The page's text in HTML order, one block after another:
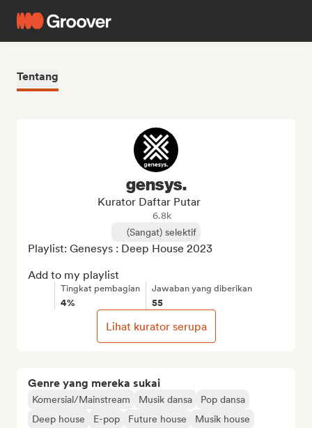
Tentang
Genre yang mereka sukai
Komersial/Mainstream Musik dansa
Pop dansa
Deep house
E-pop Future house Musik house
gensys.
Kurator Daftar Putar
6.8k
(Sangat) selektif
Playlist: Genesys : Deep House 2023
Add to my playlist
Tingkat pembagian
4%
Jawaban yang diberikan
55
Lihat kurator serupa